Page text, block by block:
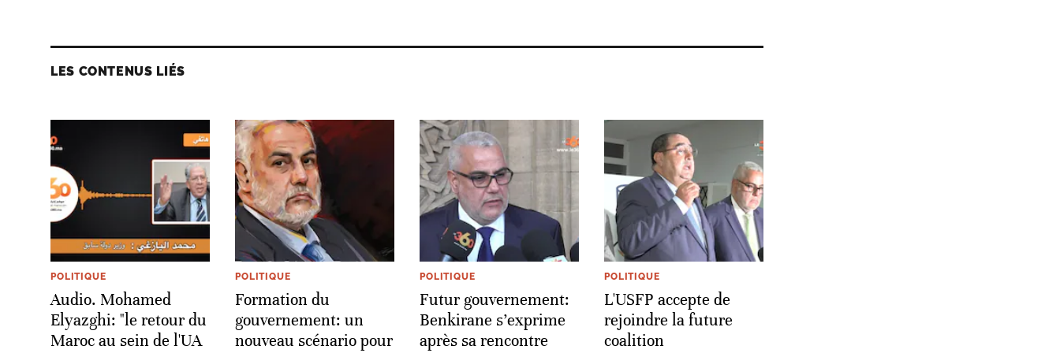
LES CONTENUS LIÉS
POLITIQUE
Audio. Mohamed
Elyazghi: "le retour du
Maroc au sein de l'UA
POLITIQUE
Formation du
gouvernement: un
nouveau scénario pour
POLITIQUE
Futur gouvernement:
Benkirane s’exprime
après sa rencontre
POLITIQUE
L'USFP accepte de
rejoindre la future
coalition